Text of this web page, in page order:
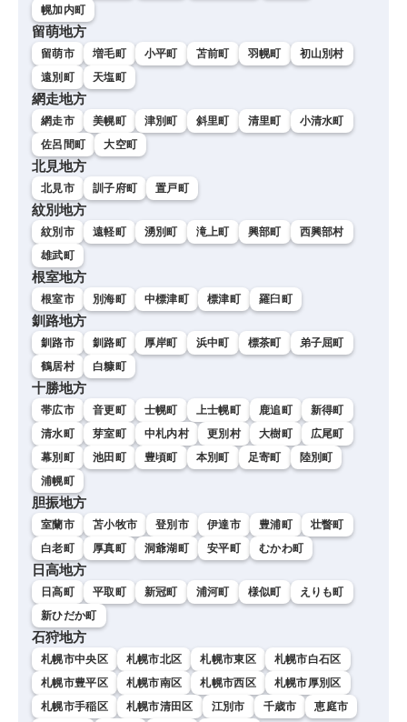
幌加内町
留萌地方
留萌市 増毛町 小平町 苫前町 羽幌町
初山別村
遠別町
天塩町
網走地方
網走市 美幌町 津別町 斜里町 清里町
小清水町
佐呂間町
大空町
北見地方
北見市 訓子府町 置戸町
紋別地方
紋別市 遠軽町 湧別町 滝上町 興部町
西興部村
雄武町
根室地方
根室市 別海町 中標津町 標津町 羅臼町
釧路地方
釧路市 釧路町 厚岸町 浜中町 標茶町
弟子屈町
鶴居村
白糠町
十勝地方
帯広市 音更町 士幌町 上士幌町 鹿追町
新得町
清水町
芽室町 中札内村 更別村 大樹町
広尾町
幕別町
池田町 豊頃町 本別町 足寄町
陸別町
浦幌町
胆振地方
室蘭市 苫小牧市 登別市 伊達市 豊浦町
壮瞥町
白老町
厚真町 洞爺湖町 安平町 むかわ町
日高地方
日高町 平取町 新冠町 浦河町 様似町
えりも町
新ひだか町
石狩地方
札幌市中央区 札幌市北区 札幌市東区
札幌市白石区
札幌市豊平区
札幌市南区 札幌市西区
札幌市厚別区
札幌市手稲区
札幌市清田区 江別市 千歳市
恵庭市